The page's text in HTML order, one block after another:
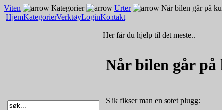
Viten Kategorier Urter
Når bilen går på
HjemKategorierVerktøyLoginKontakt
Her får du hjelp til det meste..
Når bilen går på
Slik fikser man en sotet plugg: